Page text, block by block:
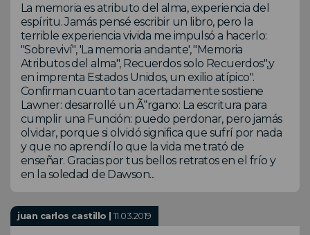
La memoria es atributo del alma, experiencia del
espíritu. Jamás pensé escribir un libro, pero la
terrible experiencia vivida me impulsó a hacerlo:
"Sobreviví", 'La memoria andante', "Memoria
Atributos del alma", Recuerdos solo Recuerdos",y
en imprenta Estados Unidos, un exilio atípico".
Confirman cuanto tan acertadamente sostiene
Lawner: desarrollé un Ã“rgano: La escritura para
cumplir una Función: puedo perdonar, pero jamás
olvidar, porque si olvidó significa que sufrí por nada
y que no aprendí lo que la vida me trató de
enseñar. Gracias por tus bellos retratos en el frío y
en la soledad de Dawson...
juan carlos castillo |11.03.2019